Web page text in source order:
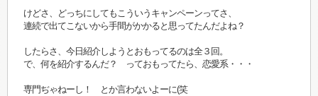
けどさ、どっちにしてもこういうキャンペーンってさ、
連続で出てこないから手間がかかると思ってたんだよね？
したらさ、今日紹介しようとおもってるのは全３回。
で、何を紹介するんだ？ っておもってたら、恋愛系・・・
専門ぢゃねーし！ とか言わないよーに(笑